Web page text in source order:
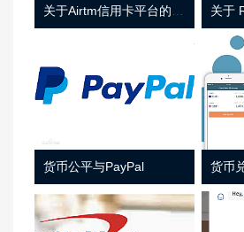
货币公平与PayPal 货币